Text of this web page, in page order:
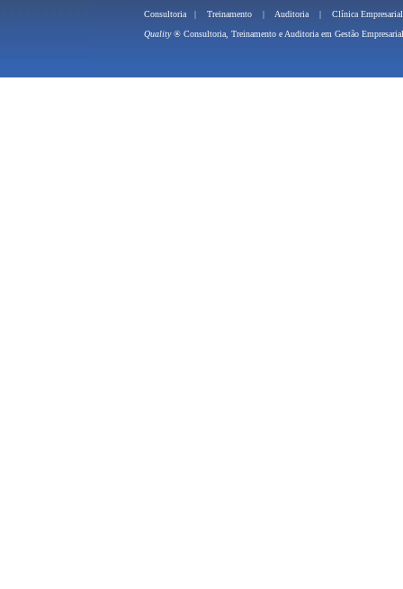
Consultoria | Treinamento | Auditoria | Clínica Empresarial
Quality ® Consultoria, Treinamento e